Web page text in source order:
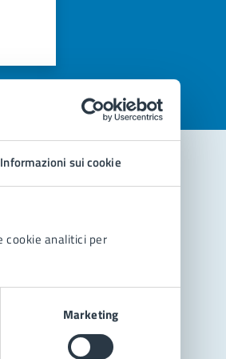
Informazioni sui cookie
cookie analitici per
Marketing